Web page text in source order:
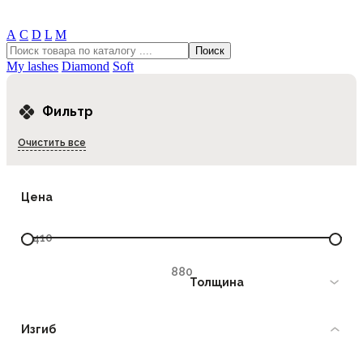
А С D L М
My lashes Diamond Soft
Фильтр
Очистить все
Цена
Толщина
Изгиб